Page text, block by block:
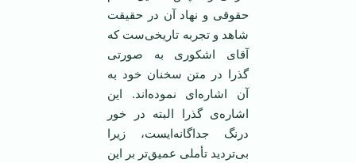
حقوقی و نهاد آن در حقیقت
شاهد و تجربه تاریخی‌ست که
آقای اشکوری به صورتی
گذرا در متن سخنان خود به
آن اشاره‌ای نموده‌اند. این
اشاره‌ی گذرا البته در خور
درنگ جداگانه‌ایست، زیرا
بی‌تردید تأملی عمیق‌تر بر این